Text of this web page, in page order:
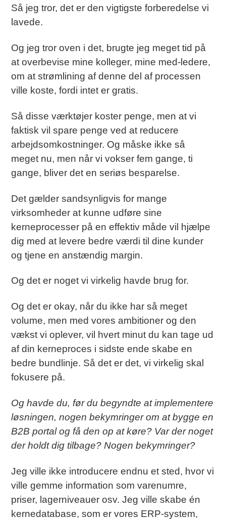
Så jeg tror, det er den vigtigste forberedelse vi
lavede.
Og jeg tror oven i det, brugte jeg meget tid på
at overbevise mine kolleger, mine med-ledere,
om at strømlining af denne del af processen
ville koste, fordi intet er gratis.
Så disse værktøjer koster penge, men at vi
faktisk vil spare penge ved at reducere
arbejdsomkostninger. Og måske ikke så
meget nu, men når vi vokser fem gange, ti
gange, bliver det en seriøs besparelse.
Det gælder sandsynligvis for mange
virksomheder at kunne udføre sine
kerneprocesser på en effektiv måde vil hjælpe
dig med at levere bedre værdi til dine kunder
og tjene en anstændig margin.
Og det er noget vi virkelig havde brug for.
Og det er okay, når du ikke har så meget
volume, men med vores ambitioner og den
vækst vi oplever, vil hvert minut du kan tage ud
af din kerneproces i sidste ende skabe en
bedre bundlinje. Så det er det, vi virkelig skal
fokusere på.
Og havde du, før du begyndte at implementere
løsningen, nogen bekymringer om at bygge en
B2B portal og få den op at køre? Var der noget
der holdt dig tilbage? Nogen bekymringer?
Jeg ville ikke introducere endnu et sted, hvor vi
ville gemme information som varenumre,
priser, lagerniveauer osv. Jeg ville skabe én
kernedatabase, som er vores ERP-system,